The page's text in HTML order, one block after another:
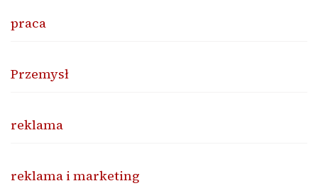
praca
Przemysł
reklama
reklama i marketing